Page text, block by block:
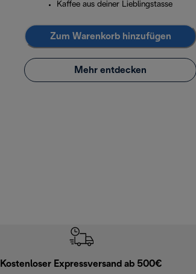
Kaffee aus deiner Lieblingstasse
Zum Warenkorb hinzufügen
Mehr entdecken
Kostenloser Expressversand ab 500€